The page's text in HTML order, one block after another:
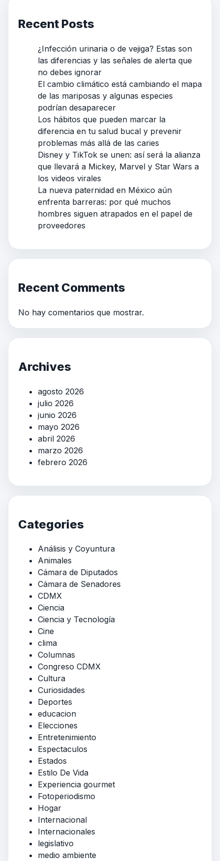
Recent Posts
¿Infección urinaria o de vejiga? Estas son
las diferencias y las señales de alerta que
no debes ignorar
El cambio climático está cambiando el mapa
de las mariposas y algunas especies
podrían desaparecer
Los hábitos que pueden marcar la
diferencia en tu salud bucal y prevenir
problemas más allá de las caries
Disney y TikTok se unen: así será la alianza
que llevará a Mickey, Marvel y Star Wars a
los videos virales
La nueva paternidad en México aún
enfrenta barreras: por qué muchos
hombres siguen atrapados en el papel de
proveedores
Recent Comments
No hay comentarios que mostrar.
Archives
agosto 2026
julio 2026
junio 2026
mayo 2026
abril 2026
marzo 2026
febrero 2026
Categories
Análisis y Coyuntura
Animales
Cámara de Diputados
Cámara de Senadores
CDMX
Ciencia
Ciencia y Tecnología
Cine
clima
Columnas
Congreso CDMX
Cultura
Curiosidades
Deportes
educacion
Elecciones
Entretenimiento
Espectaculos
Estados
Estilo De Vida
Experiencia gourmet
Fotoperiodismo
Hogar
Internacional
Internacionales
legislativo
medio ambiente